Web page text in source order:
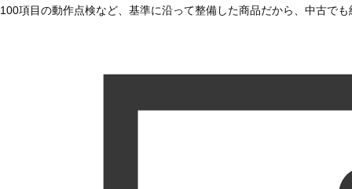
100項目の動作点検など、基準に沿って整備した商品だから、中古で